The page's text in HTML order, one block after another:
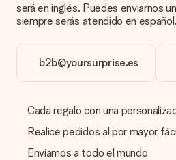
una caja decorada con motivos de
está listo para ser entregado o
Tiempo de entrega,
¿Puedo elegir una fecha de
Elegir la fecha exacta de entrega
personalizado y completado tu
confirmación con las fechas
será en inglés. Puedes enviarnos
siempre serás atendido en español.
b2b@yoursurprise.es
Cada regalo con una
Realice pedidos al por mayor
Enviamos a todo el mundo